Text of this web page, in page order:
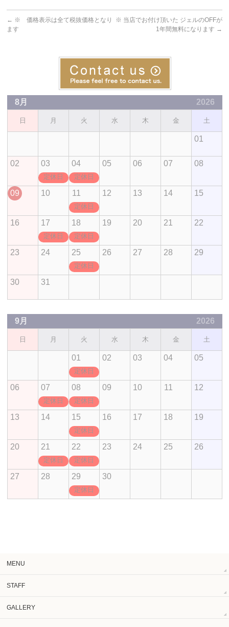
← ※ 価格表示は全て税抜価格となり
ます
※ 当店でお付け頂いた ジェルのOFFが
1年間無料になります →
8月 2026
日 月 火 水 木 金 土
01
02 03
定休日
04
定休日
05 06 07 08
09 10 11
定休日
12 13 14 15
16 17
定休日
18
定休日
19 20 21 22
23 24 25
定休日
26 27 28 29
30 31
9月 2026
日 月 火 水 木 金 土
01
定休日
02 03 04 05
06 07
定休日
08
定休日
09 10 11 12
13 14 15
定休日
16 17 18 19
20 21
定休日
22
定休日
23 24 25 26
27 28 29
定休日
30
MENU
STAFF
GALLERY